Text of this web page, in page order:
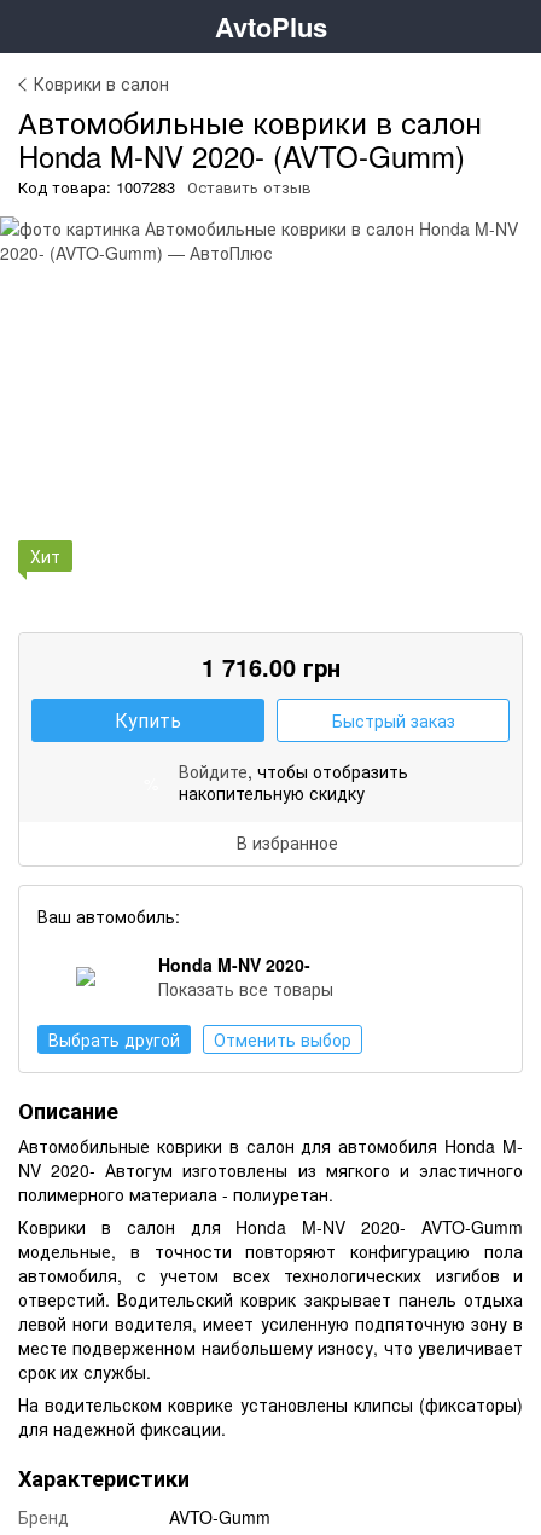
AvtoPlus
Коврики в салон
Автомобильные коврики в салон
Honda M-NV 2020- (AVTO-Gumm)
Код товара: 1007283 Оставить отзыв
Хит
1 716.00грн
Купить Быстрый заказ
Войдите, чтобы отобразить
накопительную скидку
В избранное
Ваш автомобиль:
Honda M-NV 2020-
Показать все товары
Выбрать другой Отменить выбор
Описание
Автомобильные коврики в салон для автомобиля Honda M-
NV 2020- Автогум изготовлены из мягкого и эластичного
полимерного материала - полиуретан.
Коврики в салон для Honda M-NV 2020- AVTO-Gumm
модельные, в точности повторяют конфигурацию пола
автомобиля, с учетом всех технологических изгибов и
отверстий. Водительский коврик закрывает панель отдыха
левой ноги водителя, имеет усиленную подпяточную зону в
месте подверженном наибольшему износу, что увеличивает
срок их службы.
На водительском коврике установлены клипсы (фиксаторы)
для надежной фиксации.
Характеристики
Бренд
AVTO-Gumm